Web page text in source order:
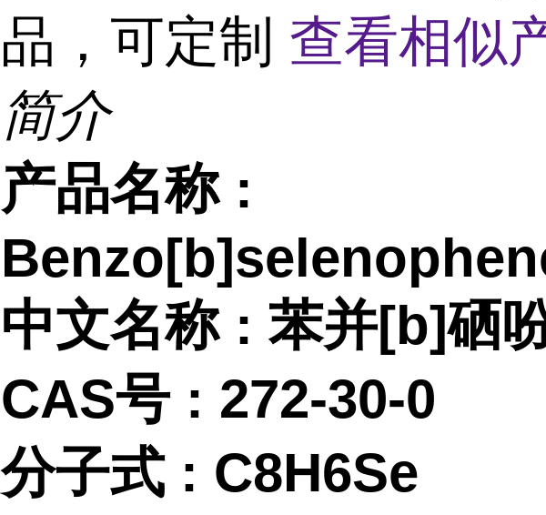
品，可定制 查看相似
简介
产品名称 :
中文名称 : 苯并[b]硒
CAS号 : 272-30-0
分子式 : C8H6Se